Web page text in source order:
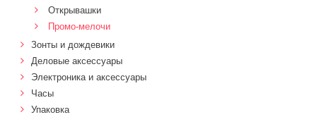
Открывашки
Промо-мелочи
Зонты и дождевики
Деловые аксессуары
Электроника и аксессуары
Часы
Упаковка